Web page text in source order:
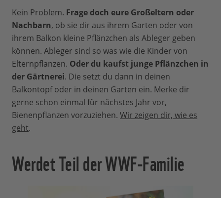
Kein Problem. Frage doch eure Großeltern oder
Nachbarn, ob sie dir aus ihrem Garten oder von
ihrem Balkon kleine Pflänzchen als Ableger geben
können. Ableger sind so was wie die Kinder von
Elternpflanzen. Oder du kaufst junge Pflänzchen in
der Gärtnerei. Die setzt du dann in deinen
Balkontopf oder in deinen Garten ein. Merke dir
gerne schon einmal für nächstes Jahr vor,
Bienenpflanzen vorzuziehen. Wir zeigen dir, wie es
geht.
Werdet Teil der WWF-Familie